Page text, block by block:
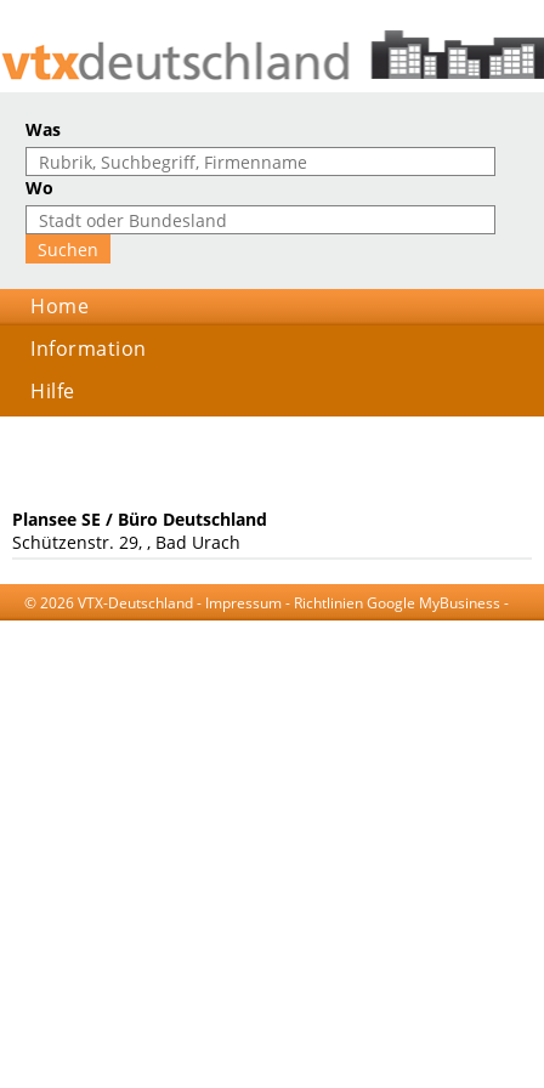
Was
Wo
Home
Information
Hilfe
Plansee SE / Büro Deutschland
Schützenstr. 29, , Bad Urach
© 2026 VTX-Deutschland - Impressum- Richtlinien Google MyBusiness -
AGB-Datenschutzerklärung